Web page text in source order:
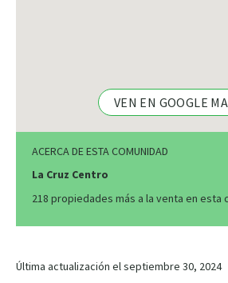
VEN EN GOOGLE
ACERCA DE ESTA COMUNIDAD
La Cruz Centro
218 propiedades más a la venta en esta
Última actualización el septiembre 30, 2024